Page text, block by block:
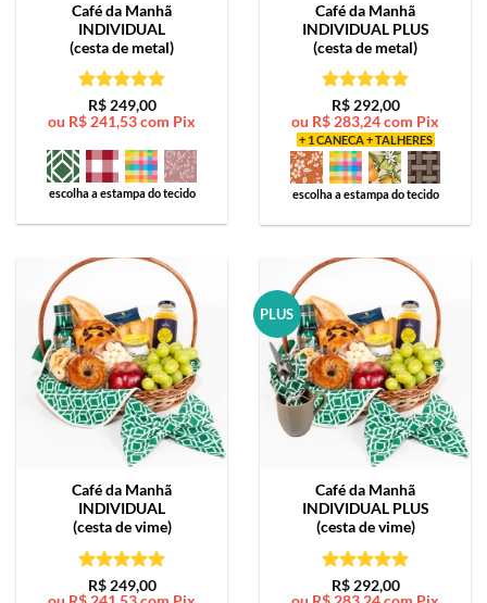
Café da Manhã
INDIVIDUAL
(cesta de metal)
Avaliação5
de 5
R$249,00
ou R$ 241,53com Pix
escolha a estampa do tecido
Café da Manhã
INDIVIDUAL PLUS
(cesta de metal)
Avaliação5
de 5
R$292,00
ou R$ 283,24com Pix
+ 1 CANECA + TALHERES
escolha a estampa do tecido
Café da Manhã
INDIVIDUAL
(cesta de vime)
Avaliação5
R$249,00
PLUS
Café da Manhã
INDIVIDUAL PLUS
(cesta de vime)
Avaliação5
R$292,00